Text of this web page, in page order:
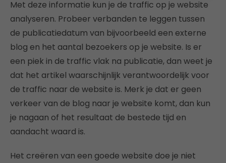
Met deze informatie kun je de traffic op je website
analyseren. Probeer verbanden te leggen tussen
de publicatiedatum van bijvoorbeeld een externe
blog en het aantal bezoekers op je website. Is er
een piek in de traffic vlak na publicatie, dan weet je
dat het artikel waarschijnlijk verantwoordelijk voor
de traffic naar de website is. Merk je dat er geen
verkeer van de blog naar je website komt, dan kun
je nagaan of het resultaat de bestede tijd en
aandacht waard is.
Het creëren van een goede website doe je niet